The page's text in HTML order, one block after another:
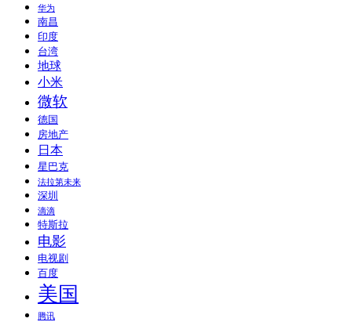
华为
南昌
印度
台湾
地球
小米
微软
德国
房地产
日本
星巴克
法拉第未来
深圳
滴滴
特斯拉
电影
电视剧
百度
美国
腾讯